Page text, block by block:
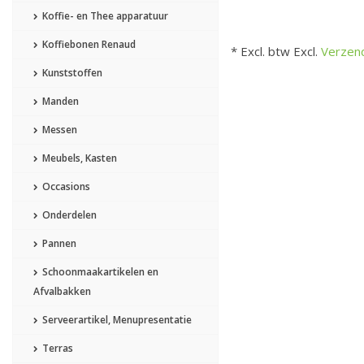
Koffie- en Thee apparatuur
Koffiebonen Renaud
Kunststoffen
Manden
Messen
Meubels, Kasten
Occasions
Onderdelen
Pannen
Schoonmaakartikelen en
Afvalbakken
Serveerartikel, Menupresentatie
Terras
* Excl. btw Excl.